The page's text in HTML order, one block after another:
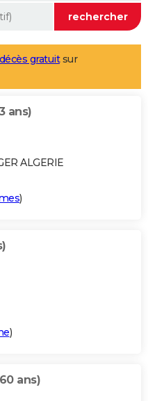
gratuitsur
ans)
ALGERIE
)
)
ans)